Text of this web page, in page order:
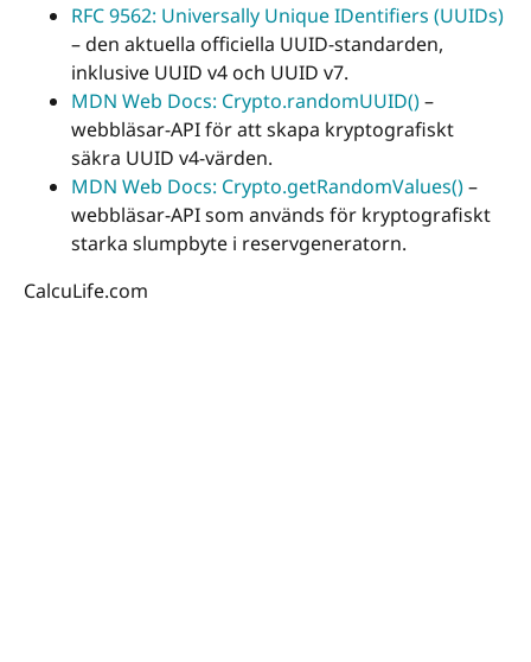
RFC 9562: Universally Unique IDentifiers (UUIDs)
– den aktuella officiella UUID-standarden,
inklusive UUID v4 och UUID v7.
MDN Web Docs: Crypto.randomUUID()–
webbläsar-API för att skapa kryptografiskt
säkra UUID v4-värden.
MDN Web Docs: Crypto.getRandomValues()–
webbläsar-API som används för kryptografiskt
starka slumpbyte i reservgeneratorn.
CalcuLife.com